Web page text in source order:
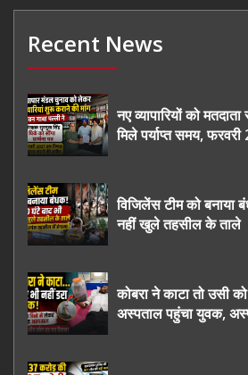
Recent News
नए व्यापारियों को
मिले पर्याप्त समय,
विजिलेंस टीम को बनाया
नहीं खुले तहसील के ताले
कोबरा ने काटा तो उसी
अस्पताल पहुंचा युवक,